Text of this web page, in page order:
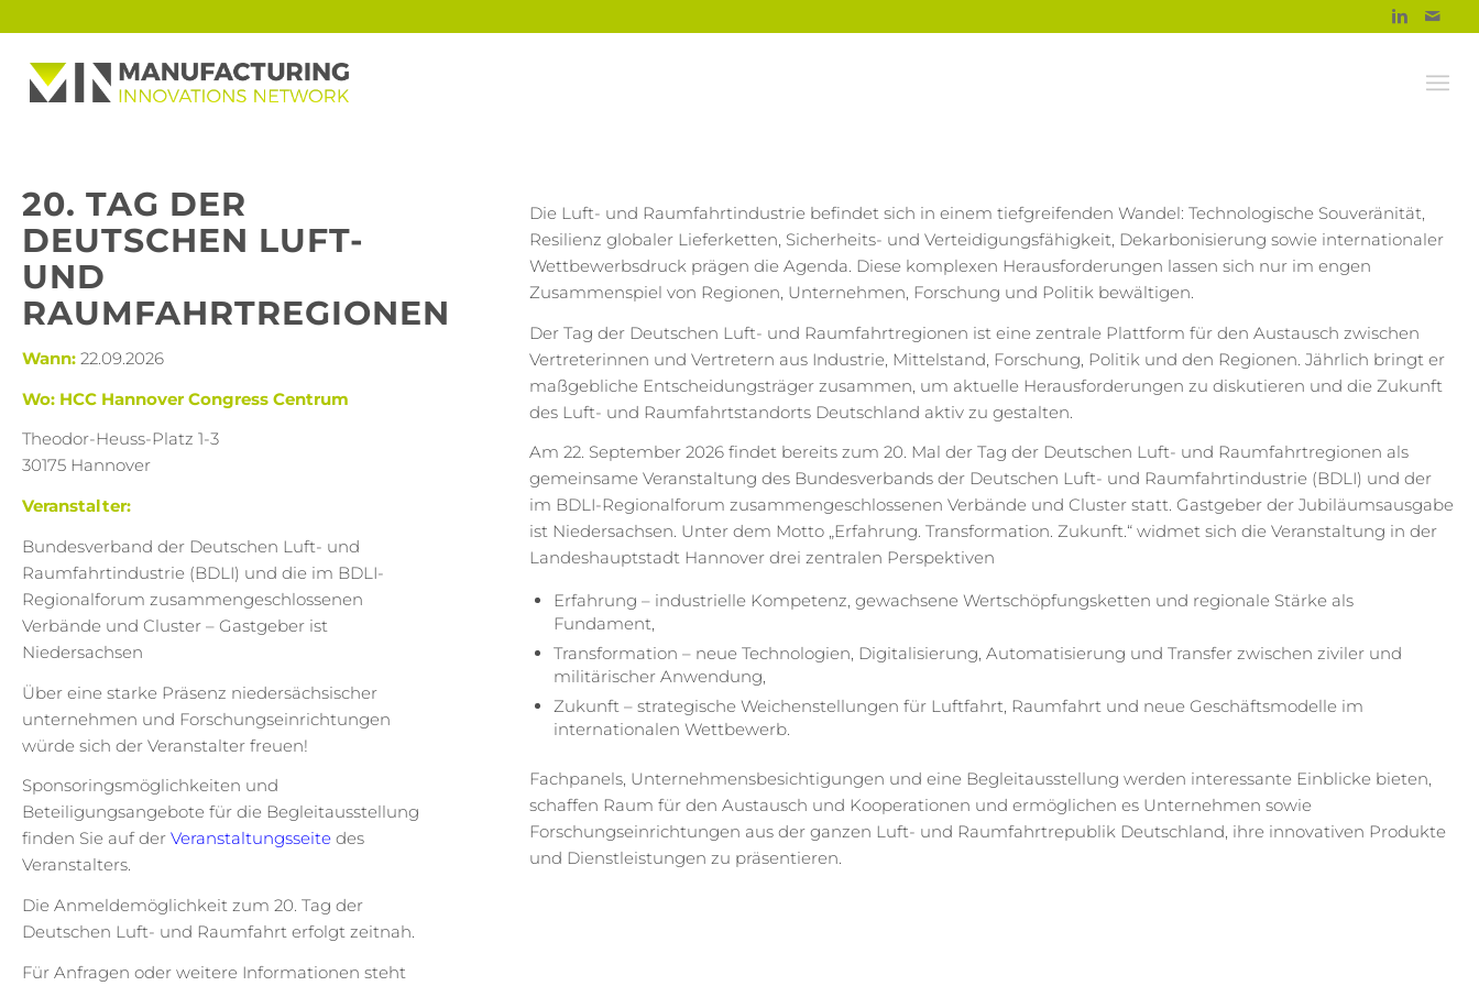
20. TAG DER
DEUTSCHEN LUFT-
UND
RAUMFAHRTREGIONEN
Wann: 22.09.2026
Wo: HCC Hannover Congress Centrum
Theodor-Heuss-Platz 1-3
30175 Hannover
Veranstalter:
Bundesverband der Deutschen Luft- und
Raumfahrtindustrie (BDLI) und die im BDLI-
Regionalforum zusammengeschlossenen
Verbände und Cluster – Gastgeber ist
Niedersachsen
Über eine starke Präsenz niedersächsischer
unternehmen und Forschungseinrichtungen
würde sich der Veranstalter freuen!
Sponsoringsmöglichkeiten und
Beteiligungsangebote für die Begleitausstellung
finden Sie auf der Veranstaltungsseite des
Veranstalters.
Die Anmeldemöglichkeit zum 20. Tag der
Deutschen Luft- und Raumfahrt erfolgt zeitnah.
Für Anfragen oder weitere Informationen steht
Die Luft- und Raumfahrtindustrie befindet sich in einem tiefgreifenden Wandel: Technologische Souveränität,
Resilienz globaler Lieferketten, Sicherheits- und Verteidigungsfähigkeit, Dekarbonisierung sowie internationaler
Wettbewerbsdruck prägen die Agenda. Diese komplexen Herausforderungen lassen sich nur im engen
Zusammenspiel von Regionen, Unternehmen, Forschung und Politik bewältigen.
Der Tag der Deutschen Luft- und Raumfahrtregionen ist eine zentrale Plattform für den Austausch zwischen
Vertreterinnen und Vertretern aus Industrie, Mittelstand, Forschung, Politik und den Regionen. Jährlich bringt er
maßgebliche Entscheidungsträger zusammen, um aktuelle Herausforderungen zu diskutieren und die Zukunft
des Luft- und Raumfahrtstandorts Deutschland aktiv zu gestalten.
Am 22. September 2026 findet bereits zum 20. Mal der Tag der Deutschen Luft- und Raumfahrtregionen als
gemeinsame Veranstaltung des Bundesverbands der Deutschen Luft- und Raumfahrtindustrie (BDLI) und der
im BDLI-Regionalforum zusammengeschlossenen Verbände und Cluster statt. Gastgeber der Jubiläumsausgabe
ist Niedersachsen. Unter dem Motto „Erfahrung. Transformation. Zukunft.“ widmet sich die Veranstaltung in der
Landeshauptstadt Hannover drei zentralen Perspektiven
Erfahrung – industrielle Kompetenz, gewachsene Wertschöpfungsketten und regionale Stärke als
Fundament,
Transformation – neue Technologien, Digitalisierung, Automatisierung und Transfer zwischen ziviler und
militärischer Anwendung,
Zukunft – strategische Weichenstellungen für Luftfahrt, Raumfahrt und neue Geschäftsmodelle im
internationalen Wettbewerb.
Fachpanels, Unternehmensbesichtigungen und eine Begleitausstellung werden interessante Einblicke bieten,
schaffen Raum für den Austausch und Kooperationen und ermöglichen es Unternehmen sowie
Forschungseinrichtungen aus der ganzen Luft- und Raumfahrtrepublik Deutschland, ihre innovativen Produkte
und Dienstleistungen zu präsentieren.